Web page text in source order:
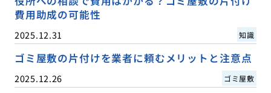
費用助成の可能性
2025.12.31 知識
ゴミ屋敷の片付けを業者に頼むメリットと注意点
2025.12.26 ゴミ屋敷